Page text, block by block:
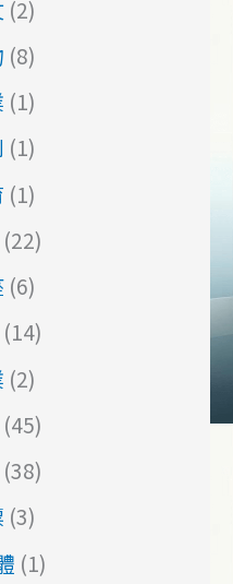
(2)
(8)
(1)
(1)
(1)
(22)
(6)
(2)
(45)
(38)
(3)
(1)